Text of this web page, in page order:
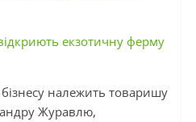
екзотичну ферму
належить товаришу
Журавлю,